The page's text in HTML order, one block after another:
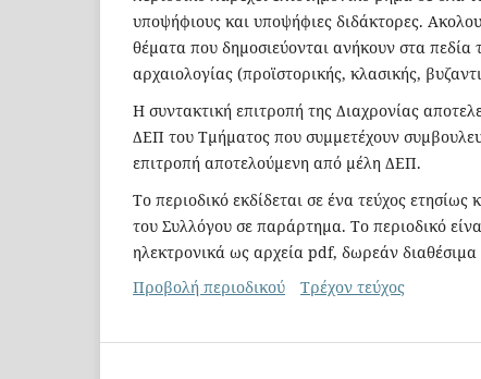
υποψήφιους και υποψήφιες διδάκτορες.
θέματα που δημοσιεύονται ανήκουν στα πεδία
αρχαιολογίας (προϊστορικής, κλασικής,
Η συντακτική επιτροπή της Διαχρονίας
ΔΕΠ του Τμήματος που συμμετέχουν
επιτροπή αποτελούμενη από μέλη ΔΕΠ.
Το περιοδικό εκδίδεται σε ένα τεύχος
του Συλλόγου σε παράρτημα. Το περιοδικό
ηλεκτρονικά ως αρχεία pdf, δωρεάν
Προβολή περιοδικού
Τρέχον τεύχος